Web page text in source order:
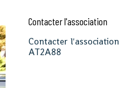
Contacter l'association
Contacter l'association
AT2A88